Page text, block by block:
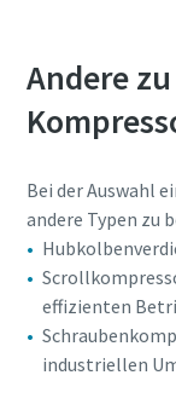
Andere
Bei der Auswahl
andere Typen zu
effizienten
industriellen